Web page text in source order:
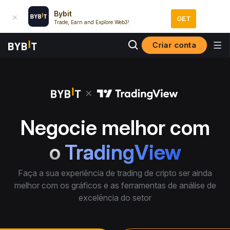
Bybit
Trade, Earn and Explore Web3! GET
Criar conta
Negocie melhor com
o TradingView
Faça a sua experiência de trading de cripto ser ainda
melhor com os gráficos e as ferramentas de análise de
excelência do setor